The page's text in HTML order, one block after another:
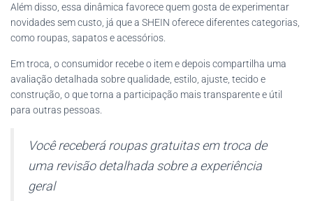
Além disso, essa dinâmica favorece quem gosta de experimentar
novidades sem custo, já que a SHEIN oferece diferentes categorias,
como roupas, sapatos e acessórios.
Em troca, o consumidor recebe o item e depois compartilha uma
avaliação detalhada sobre qualidade, estilo, ajuste, tecido e
construção, o que torna a participação mais transparente e útil
para outras pessoas.
Você receberá roupas gratuitas em troca de
uma revisão detalhada sobre a experiência
geral